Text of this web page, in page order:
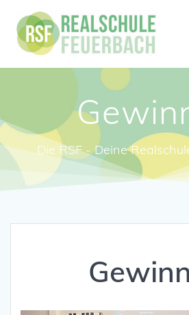
Inhalt
springen
Die RSF - Deine